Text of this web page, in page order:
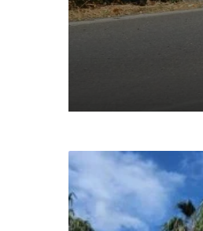
Agropoli,
Posata
prima
pietra
palazzina